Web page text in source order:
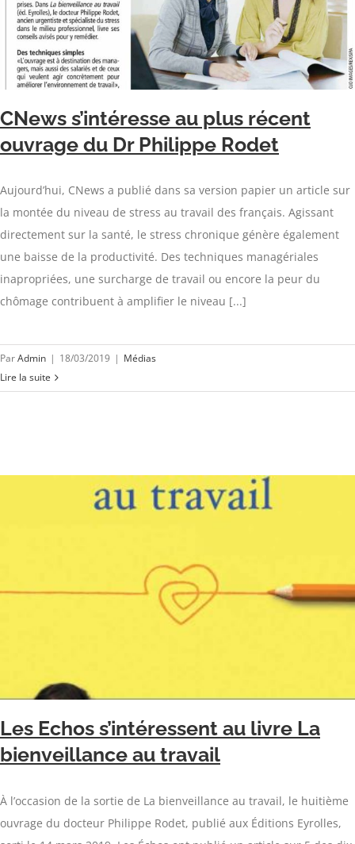
CNews s’intéresse au plus récent
ouvrage du Dr Philippe Rodet
Aujourd’hui, CNews a publié dans sa version papier un article sur
la montée du niveau de stress au travail des français. Agissant
directement sur la santé, le stress chronique génère également
une baisse de la productivité. Des techniques managériales
inapropriées, une surcharge de travail ou encore la peur du
chômage contribuent à amplifier le niveau [...]
ParAdmin | 18/03/2019 | Médias
Lire la suite
Les Echos s’intéressent au livre La
bienveillance au travail
À l’occasion de la sortie de La bienveillance au travail, le huitième
ouvrage du docteur Philippe Rodet, publié aux Éditions Eyrolles,